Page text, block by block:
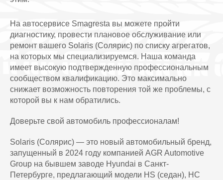
На автосервисе Smagresta вы можете пройти
диагностику, провести плановое обслуживание или
ремонт вашего Solaris (Солярис) по списку агрегатов,
на которых мы специализируемся. Наша команда
имеет высокую подтвержденную профессиональным
сообществом квалификацию. Это максимально
снижает возможность повторения той же проблемы, с
которой вы к нам обратились.
Доверьте свой автомобиль профессионалам!
Solaris (Солярис) — это новый автомобильный бренд,
запущенный в 2024 году компанией AGR Automotive
Group на бывшем заводе Hyundai в Санкт-
Петербурге, предлагающий модели HS (седан), HC